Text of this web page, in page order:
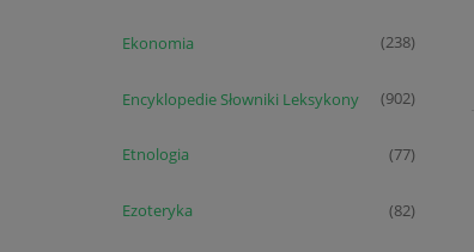
Ekonomia (238)
Encyklopedie Słowniki Leksykony (902)
Etnologia (77)
Ezoteryka (82)